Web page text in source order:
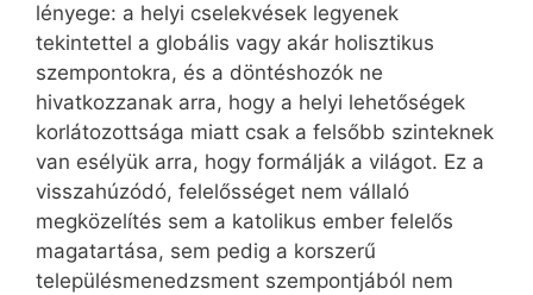
lényege: a helyi cselekvések legyenek
tekintettel a globális vagy akár holisztikus
szempontokra, és a döntéshozók ne
hivatkozzanak arra, hogy a helyi lehetőségek
korlátozottsága miatt csak a felsőbb szinteknek
van esélyük arra, hogy formálják a világot. Ez a
visszahúzódó, felelősséget nem vállaló
megközelítés sem a katolikus ember felelős
magatartása, sem pedig a korszerű
településmenedzsment szempontjából nem